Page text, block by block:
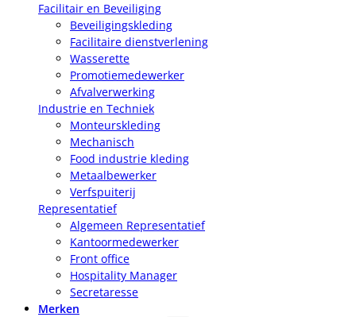
Facilitair en Beveiliging
Beveiligingskleding
Facilitaire dienstverlening
Wasserette
Promotiemedewerker
Afvalverwerking
Industrie en Techniek
Monteurskleding
Mechanisch
Food industrie kleding
Metaalbewerker
Verfspuiterij
Representatief
Algemeen Representatief
Kantoormedewerker
Front office
Hospitality Manager
Secretaresse
Merken